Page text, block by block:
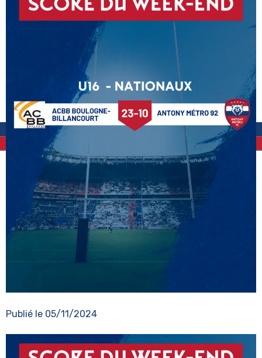
Publié le 05/11/2024